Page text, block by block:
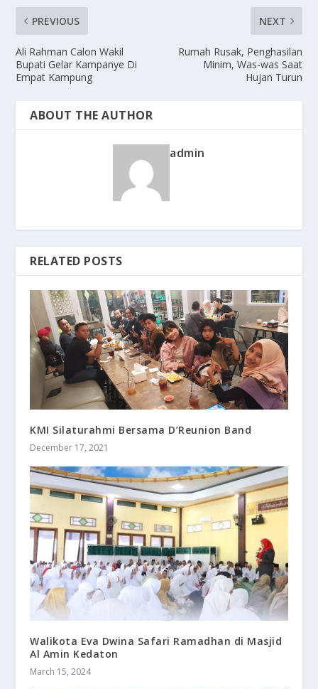
PREVIOUS
Ali Rahman Calon Wakil
Bupati Gelar Kampanye Di
Empat Kampung
NEXT
Rumah Rusak, Penghasilan
Minim, Was-was Saat
Hujan Turun
ABOUT THE AUTHOR
admin
RELATED POSTS
KMI Silaturahmi Bersama D’Reunion Band
December 17, 2021
Walikota Eva Dwina Safari Ramadhan di Masjid
Al Amin Kedaton
March 15, 2024